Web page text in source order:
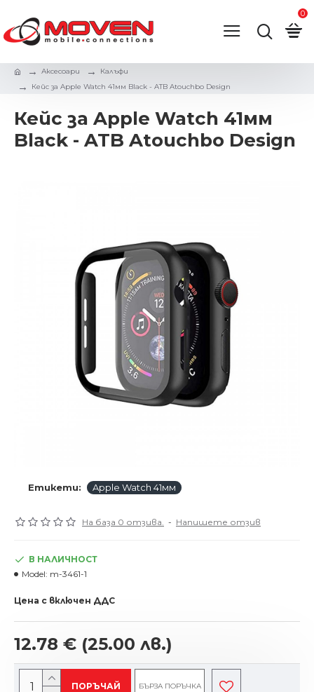
0
Аксесоари
Калъфи
Кейс за Apple Watch 41мм Black - ATB Atouchbo Design
Кейс за Apple Watch 41мм
Black - ATB Atouchbo Design
Етикети: Apple Watch 41мм
На база 0 отзива. - Напишете отзив
12.78 € (25.00 лв.)
В НАЛИЧНОСТ
Model: m-3461-1
Цена с включен ДДС
ПОРЪЧАЙ БЪРЗА ПОРЪЧКА